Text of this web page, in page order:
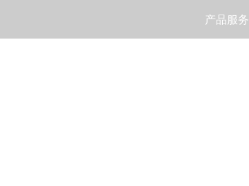
产品服务